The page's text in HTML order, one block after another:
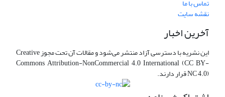
تماس با ما
نقشه سایت
آخرین اخبار
این نشریه با دسترسی آزاد منتشر می‌شود و مقالات آن تحت مجوز Creative
Commons Attribution-NonCommercial 4.0 International (CC BY-
NC 4.0) قرار دارند.